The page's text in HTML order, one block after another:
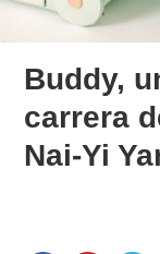
Buddy,
carrera
Nai-Yi